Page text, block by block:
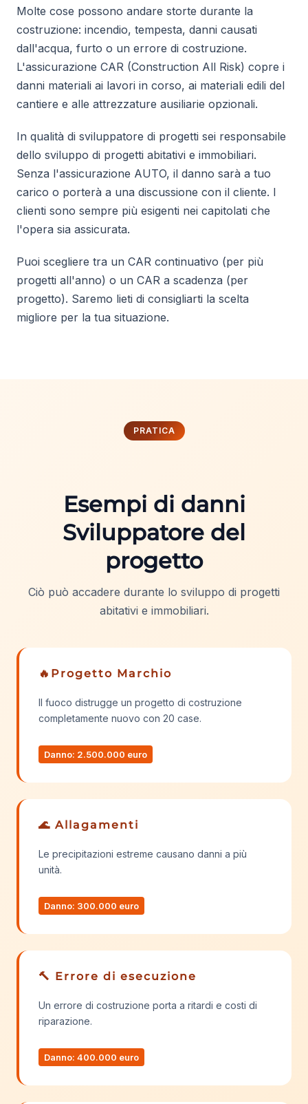
Molte cose possono andare storte durante la
costruzione: incendio, tempesta, danni causati
dall'acqua, furto o un errore di costruzione.
L'assicurazione CAR (Construction All Risk) copre i
danni materiali ai lavori in corso, ai materiali edili del
cantiere e alle attrezzature ausiliarie opzionali.
In qualità di sviluppatore di progetti sei responsabile
dello sviluppo di progetti abitativi e immobiliari.
Senza l'assicurazione AUTO, il danno sarà a tuo
carico o porterà a una discussione con il cliente. I
clienti sono sempre più esigenti nei capitolati che
l'opera sia assicurata.
Puoi scegliere tra un CAR continuativo (per più
progetti all'anno) o un CAR a scadenza (per
progetto). Saremo lieti di consigliarti la scelta
migliore per la tua situazione.
PRATICA
Esempi di danni
Sviluppatore del
progetto
Ciò può accadere durante lo sviluppo di progetti
abitativi e immobiliari.
🔥Progetto Marchio
Il fuoco distrugge un progetto di costruzione
completamente nuovo con 20 case.
Danno: 2.500.000 euro
🌊 Allagamenti
Le precipitazioni estreme causano danni a più
unità.
Danno: 300.000 euro
🔨 Errore di esecuzione
Un errore di costruzione porta a ritardi e costi di
riparazione.
Danno: 400.000 euro